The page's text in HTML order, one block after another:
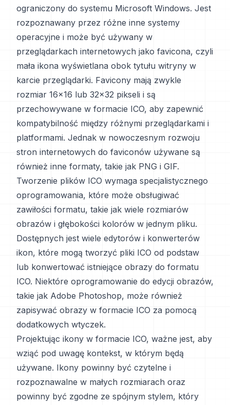
ograniczony do systemu Microsoft Windows. Jest
rozpoznawany przez różne inne systemy
operacyjne i może być używany w
przeglądarkach internetowych jako favicona, czyli
mała ikona wyświetlana obok tytułu witryny w
karcie przeglądarki. Favicony mają zwykle
rozmiar 16x16 lub 32x32 pikseli i są
przechowywane w formacie ICO, aby zapewnić
kompatybilność między różnymi przeglądarkami i
platformami. Jednak w nowoczesnym rozwoju
stron internetowych do faviconów używane są
również inne formaty, takie jak PNG i GIF.
Tworzenie plików ICO wymaga specjalistycznego
oprogramowania, które może obsługiwać
zawiłości formatu, takie jak wiele rozmiarów
obrazów i głębokości kolorów w jednym pliku.
Dostępnych jest wiele edytorów i konwerterów
ikon, które mogą tworzyć pliki ICO od podstaw
lub konwertować istniejące obrazy do formatu
ICO. Niektóre oprogramowanie do edycji obrazów,
takie jak Adobe Photoshop, może również
zapisywać obrazy w formacie ICO za pomocą
dodatkowych wtyczek.
Projektując ikony w formacie ICO, ważne jest, aby
wziąć pod uwagę kontekst, w którym będą
używane. Ikony powinny być czytelne i
rozpoznawalne w małych rozmiarach oraz
powinny być zgodne ze spójnym stylem, który